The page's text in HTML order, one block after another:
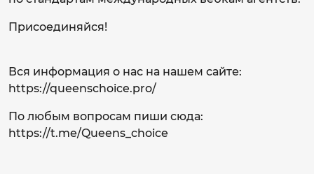
Присоединяйся!
Вся информация о нас на нашем сайте:
https://queenschoice.pro/
По любым вопросам пиши сюда:
https://t.me/Queens_choice